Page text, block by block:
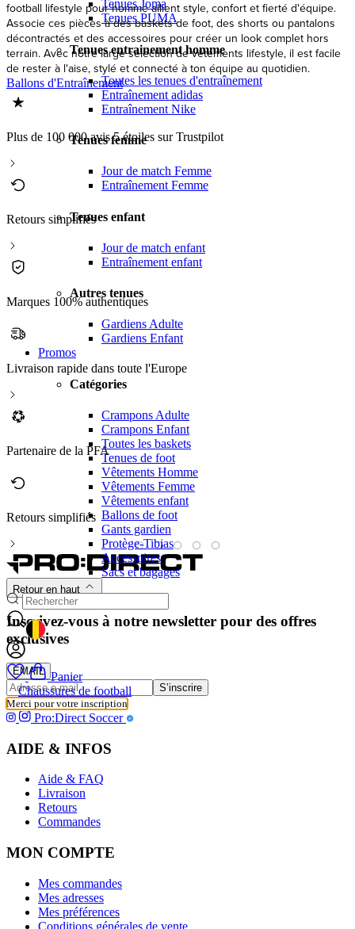
Tenues Joma
Tenues PUMA
Tenues entrainement homme
Toutes les tenues d'entraînement
Entraînement adidas
Entraînement Nike
Tenues femme
Jour de match Femme
Entraînement Femme
Tenues enfant
Jour de match enfant
Entraînement enfant
Autres tenues
Gardiens Adulte
Gardiens Enfant
Promos
Catégories
Crampons Adulte
Crampons Enfant
Toutes les baskets
Tenues de foot
Vêtements Homme
Vêtements Femme
Vêtements enfant
Ballons de foot
Gants gardien
Protège-Tibias
Accessoires
Sacs et bagages
GEOLOCATION BUTTON: BELGIQUE
Panier
Chaussures de football
football lifestyle pour homme allient style, confort et fierté d'équipe.
Associe ces pièces à des baskets de foot, des shorts ou pantalons
décontractés et des accessoires pour créer un look complet hors
terrain. Avec notre large sélection de vêtements lifestyle, il est facile
de rester à l'aise, stylé et connecté à ton équipe au quotidien.
Ballons d'Entraînement
Plus de 100 000 avis 5 étoiles sur Trustpilot
Retours simplifiés
Marques 100% authentiques
Livraison rapide dans toute l'Europe
Partenaire de la PFA
Retours simplifiés
Retour en haut
Inscrivez-vous à notre newsletter pour des offres
exclusives
EMAIL
S’inscrire
Merci pour votre inscription
Pro:Direct Soccer
AIDE & INFOS
Aide & FAQ
Livraison
Retours
Commandes
MON COMPTE
Mes commandes
Mes adresses
Mes préférences
Conditions générales de vente